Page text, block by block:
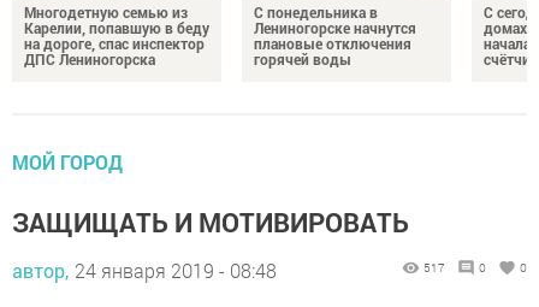
Многодетную семью из
Карелии, попавшую в беду
на дороге, спас инспектор
ДПС Лениногорска
С понедельника в
Лениногорске начнутся
плановые отключения
горячей воды
С
домах
МОЙ ГОРОД
ЗАЩИЩАТЬ И МОТИВИРОВАТЬ
автор, 24 января 2019 - 08:48 517 0 0